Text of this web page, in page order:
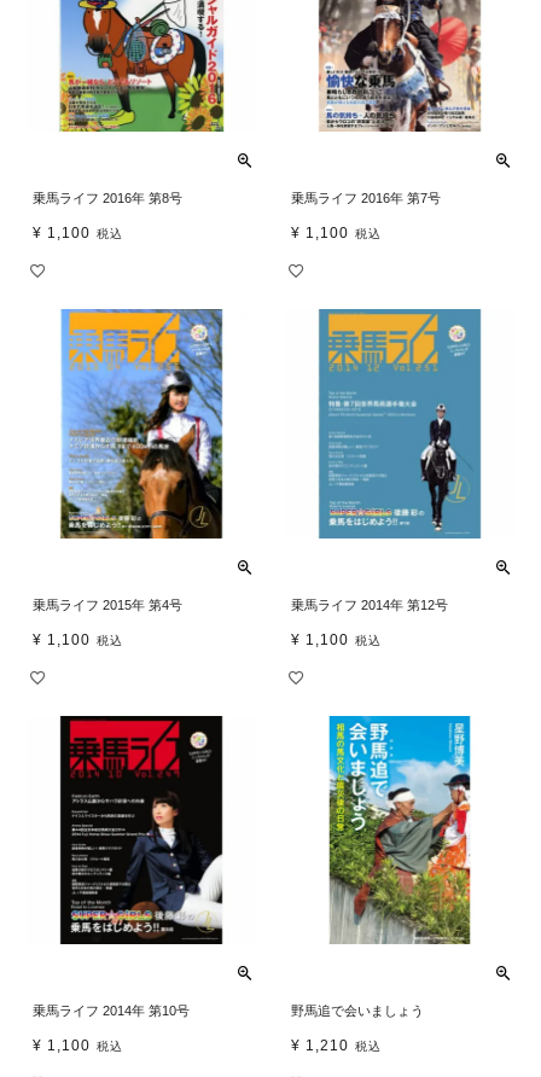
乗馬ライフ 2016年 第8号
¥ 1,100 税込
乗馬ライフ 2016年 第7号
¥ 1,100 税込
乗馬ライフ 2015年 第4号
¥ 1,100 税込
乗馬ライフ 2014年 第12号
¥ 1,100 税込
乗馬ライフ 2014年 第10号
¥ 1,100 税込
野馬追で会いましょう
¥ 1,210 税込